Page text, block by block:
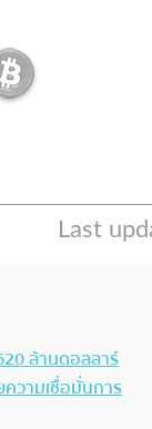
ล้านดอลลาร์
วามเชื่อมั่นการ